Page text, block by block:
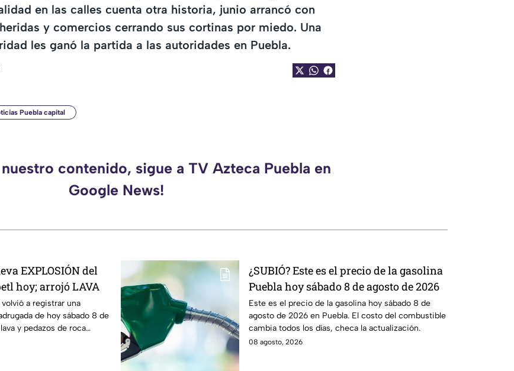
en las calles cuenta otra historia, junio arrancó con
y comercios cerrando sus cortinas por miedo. Una
les ganó la partida a las autoridades en Puebla.
Puebla capital
contenido, sigue a TV Azteca Puebla en
Google News!
EXPLOSIÓN del
hoy; arrojó LAVA
a registrar una
de hoy sábado 8 de
y pedazos de roca
¿SUBIÓ? Este es el precio de la gasolina
Puebla hoy sábado 8 de agosto de 2026
Este es el precio de la gasolina hoy sábado 8 de
agosto de 2026 en Puebla. El costo del combustible
cambia todos los días, checa la actualización.
08 agosto, 2026